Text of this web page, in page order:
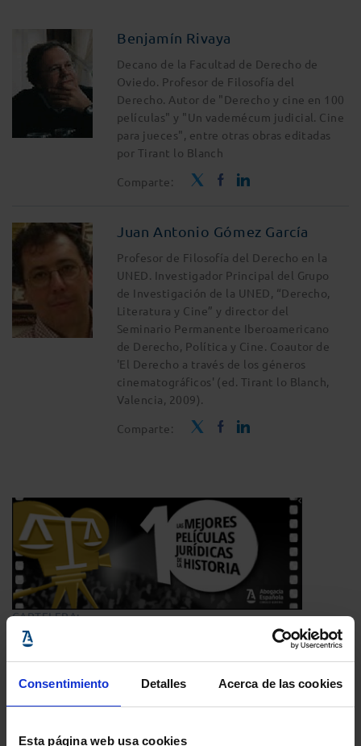
Consentimiento Detalles Acerca de las cookies
Esta página web usa cookies
Benjamín Rivaya
Decano de la Facultad de Derecho de
Oviedo. Profesor de Filosofía del
Derecho. Autor de "Derecho y cine en 100
películas" y "Un vademécum judicial. Cine
para jueces", entre otras obras editadas
por Tirant lo Blanch
Comparte:
Juan Antonio Gómez García
Profesor de Filosofía del Derecho en la
UNED. Investigador Principal del Grupo
de Investigación de la UNED, “Derecho,
Literatura y Cine” y director del
Seminario Permanente Iberoamericano
de Derecho, Política y Cine. Coautor de
'El Derecho a través de los géneros
cinematográficos' (ed. Tirant lo Blanch,
Valencia, 2009).
Comparte:
CARTELERA:
Las 10 mejores películas
La selección de los expertos